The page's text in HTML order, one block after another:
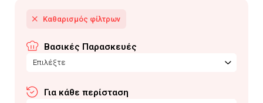
Βασικές Παρασκευές
Επιλέξτε
Για κάθε περίσταση